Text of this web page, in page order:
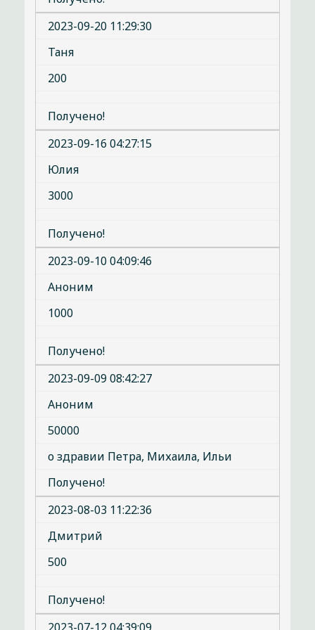
2023-09-20 11:29:30
Таня
200
Получено!
2023-09-16 04:27:15
Юлия
3000
Получено!
2023-09-10 04:09:46
Аноним
1000
Получено!
2023-09-09 08:42:27
Аноним
50000
о здравии Петра, Михаила, Ильи
Получено!
2023-08-03 11:22:36
Дмитрий
500
Получено!